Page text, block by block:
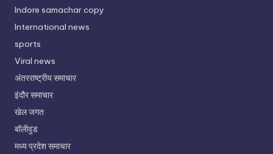
Indore samachar copy
International news
sports
Viral news
अंतरराष्ट्रीय समाचार
इंदौर समाचार
खेल जगत
बॉलीवुड
मध्य प्रदेश समाचार